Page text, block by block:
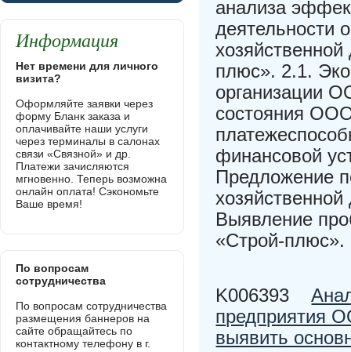
анализа
деятельности
плюс». 2.1.
организации
состояния
финансовой
Предложение
Выявление
«Строй-
K006393
предприятия
выявить
Информация
Нет времени для личного
визита?
Оформляйте заявки через
форму Бланк заказа и
оплачивайте наши услуги
через терминалы в салонах
связи «Связной» и др.
Платежи зачисляются
мгновенно. Теперь возможна
онлайн оплата! Сэкономьте
Ваше время!
По вопросам
сотрудничества
По вопросам сотрудничества
размещения баннеров на
сайте обращайтесь по
контактному телефону в г.